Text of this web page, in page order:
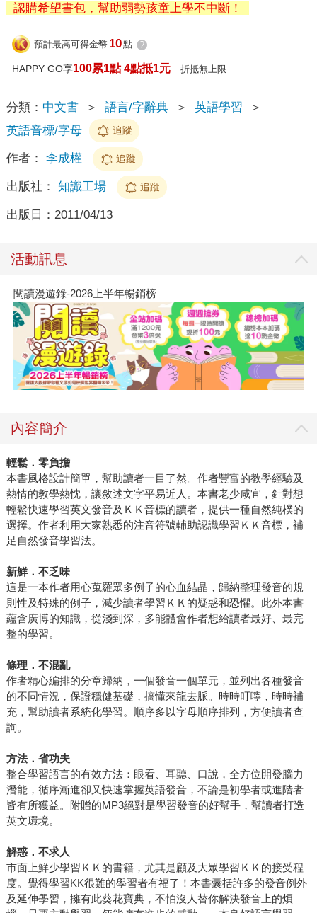
認購希望書包，幫助弱勢孩童上學不中斷！
預計最高可得金幣 10點 ?
HAPPY GO享100累1點 4點抵1元 折抵無上限
分類： 中文書 ＞ 語言/字辭典 ＞ 英語學習
＞
英語音標/字母
追蹤
作者： 李成權 追蹤
出版社： 知識工場 追蹤
出版日： 2011/04/13
活動訊息
閱讀漫遊錄-2026上半年暢銷榜
內容簡介
輕鬆．零負擔
本書風格設計簡單，幫助讀者一目了然。作者豐富的教學經驗及
熱情的教學熱忱，讓敘述文字平易近人。本書老少咸宜，針對想
輕鬆快速學習英文發音及ＫＫ音標的讀者，提供一種自然純樸的
選擇。作者利用大家熟悉的注音符號輔助認識學習ＫＫ音標，補
足自然發音學習法。
新鮮．不乏味
這是一本作者用心蒐羅眾多例子的心血結晶，歸納整理發音的規
則性及特殊的例子，減少讀者學習ＫＫ的疑惑和恐懼。此外本書
蘊含廣博的知識，從淺到深，多能體會作者想給讀者最好、最完
整的學習。
條理．不混亂
作者精心編排的分章歸納，一個發音一個單元，並列出各種發音
的不同情況，保證穩健基礎，搞懂來龍去脈。時時叮嚀，時時補
充，幫助讀者系統化學習。順序多以字母順序排列，方便讀者查
詢。
方法．省功夫
整合學習語言的有效方法：眼看、耳聽、口說，全方位開發腦力
潛能，循序漸進卻又快速掌握英語發音，不論是初學者或進階者
皆有所獲益。附贈的MP3絕對是學習發音的好幫手，幫讀者打造
英文環境。
解惑．不求人
市面上鮮少學習ＫＫ的書籍，尤其是顧及大眾學習ＫＫ的接受程
度。覺得學習KK很難的學習者有福了！本書囊括許多的發音例外
及延伸學習，擁有此葵花寶典，不怕沒人替你解決發音上的煩